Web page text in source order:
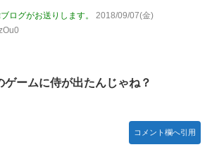
ログがお送りします。
2018/09/07(金)
ゲームに侍が出たんじゃね？
コメント欄へ引用